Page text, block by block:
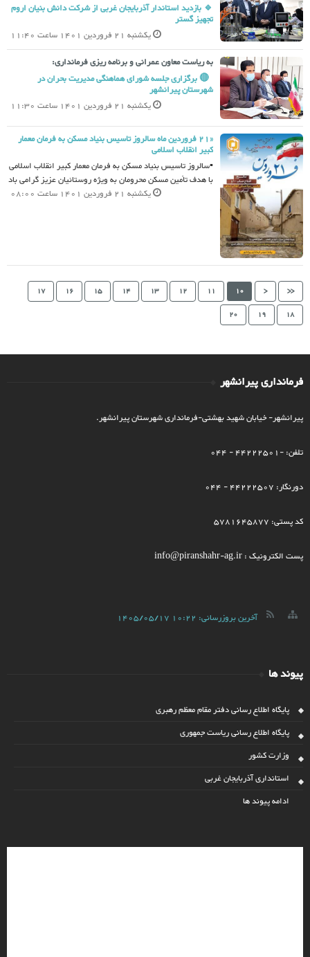
🔹 بازدید استاندار آذربایجان غربی از شرکت دانش بنیان اروم
تجهیز گستر
یکشنبه 21 فروردین 1401 ساعت 11:40
به ریاست معاون عمرانی و برنامه ریزی فرمانداری:
‍ ‍ 🔴 برگزاری جلسه شورای هماهنگی مدیریت بحران در
شهرستان پیرانشهر
یکشنبه 21 فروردین 1401 ساعت 11:30
«21 فروردین ماه سالروز تاسیس بنیاد مسکن به فرمان معمار
کبیر انقلاب اسلامی
▪️سالروز تاسیس بنیاد مسکن به فرمان معمار کبیر انقلاب اسلامی
با هدف تأمین مسکن محرومان به ویژه روستائیان عزیز گرامی باد
یکشنبه 21 فروردین 1401 ساعت 08:00
<<
<
10
11
12
13
14
15
16
17
18
19
20
فرمانداری پیرانشهر
پیرانشهر- خیابان شهید بهشتی-فرمانداری شهرستان پیرانشهر.
تلفن: -44222501 - 044
دورنگار: 44222507 - 044
کد پستی: 5781645877
پست الکترونیک : info@piranshahr-ag.ir
آخرین بروزرسانی: 1405/05/17 10:22
پیوند ها
پایگاه اطلاع رسانی دفتر مقام معظم رهبری
پایگاه اطلاع رسانی ریاست جمهوری
وزارت کشور
استانداری آذربایجان غربی
ادامه پیوند ها